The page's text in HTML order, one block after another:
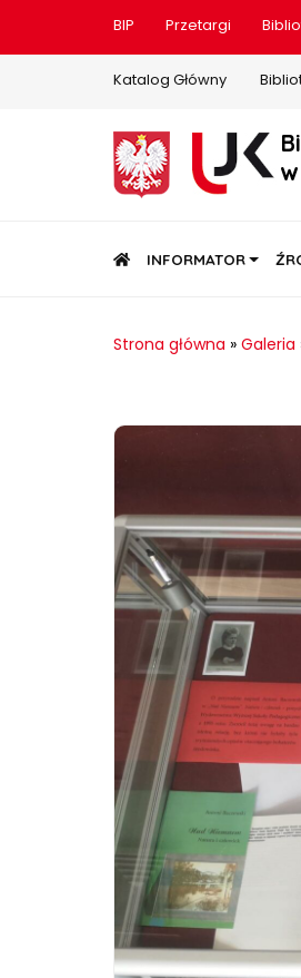
BIP Przetargi
Katalog Główny
STRONA GŁÓWNA
INFORMATOR
Strona główna » Galeria